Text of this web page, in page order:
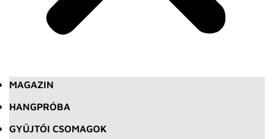
MAGAZIN
HANGPRÓBA
GYŰJTŐI CSOMAGOK